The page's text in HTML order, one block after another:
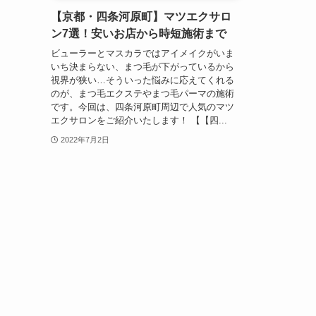
【京都・四条河原町】マツエクサロ
ン7選！安いお店から時短施術まで
ビューラーとマスカラではアイメイクがいま
いち決まらない、まつ毛が下がっているから
視界が狭い…そういった悩みに応えてくれる
のが、まつ毛エクステやまつ毛パーマの施術
です。今回は、四条河原町周辺で人気のマツ
エクサロンをご紹介いたします！ 【【四...
2022年7月2日